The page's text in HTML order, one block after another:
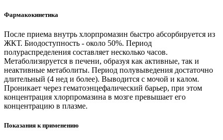
Фармакокинетика
После приема внутрь хлорпромазин быстро абсорбируется из
ЖКТ. Биодоступность - около 50%. Период
полураспределения составляет несколько часов.
Метаболизируется в печени, образуя как активные, так и
неактивные метаболиты. Период полувыведения достаточно
длительный (4 нед и более). Выводится с мочой и калом.
Проникает через гематоэнцефалический барьер, при этом
концентрация хлорпромазина в мозге превышает его
концентрацию в плазме.
Показания к применению